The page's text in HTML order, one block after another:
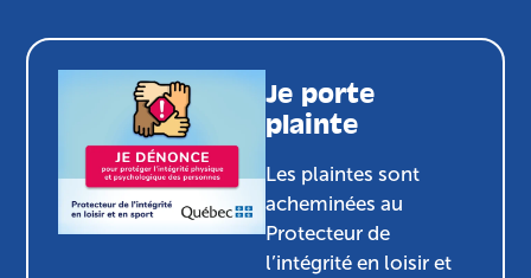
Je porte
plainte
Les plaintes sont
acheminées au
Protecteur de
l’intégrité en loisir et